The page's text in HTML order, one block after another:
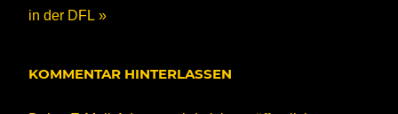
Beitrag:
in der DFL
KOMMENTAR HINTERLASSEN